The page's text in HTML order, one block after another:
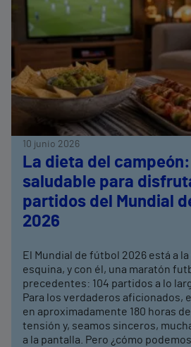
10 junio 2026
La dieta del
saludable para
partidos del Mundial
2026
El Mundial de fútbol 2026 está a
esquina, y con él, una maratón
precedentes: 104 partidos a lo
Para los verdaderos aficionados,
en aproximadamente 180 horas
tensión y, seamos sinceros,
a la pantalla. Pero ¿cómo